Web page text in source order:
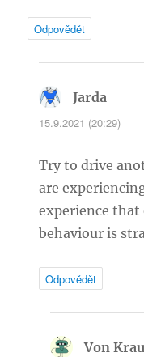
Odpovědět
Jarda
15.9.2021 (20:29)
Try to drive
are
experience that
behaviour is
Odpovědět
Von